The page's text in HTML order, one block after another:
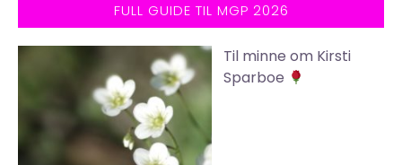
FULL GUIDE TIL MGP 2026
Til minne om Kirsti
Sparboe